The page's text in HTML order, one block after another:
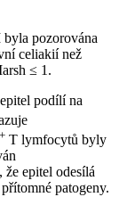
pozorována
celiakií než
≤ 1.
podílí na
+ T lymfocytů byly
že epitel odesílá
patogeny.